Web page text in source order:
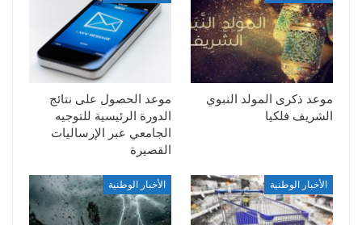
موعد ذكرى المولد النبوي
الشريف فلكيا
موعد الحصول على نتائج
الدورة الرئيسية للتوجيه
الجامعي عبر الإرساليات
القصيرة
الأخبار الوطنية الأخبار الوطنية